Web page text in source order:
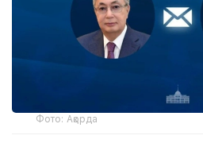
Фото: Ақорда